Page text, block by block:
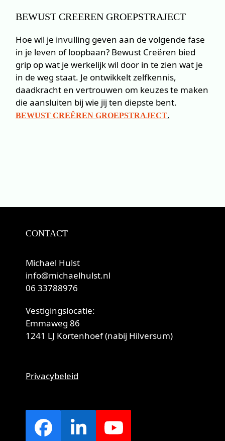
BEWUST CREEREN GROEPSTRAJECT
Hoe wil je invulling geven aan de volgende fase
in je leven of loopbaan? Bewust Creëren bied
grip op wat je werkelijk wil door in te zien wat je
in de weg staat. Je ontwikkelt zelfkennis,
daadkracht en vertrouwen om keuzes te maken
die aansluiten bij wie jij ten diepste bent.
BEWUST CREËREN GROEPSTRAJECT.
CONTACT
Michael Hulst
info@michaelhulst.nl
06 33788976
Vestigingslocatie:
Emmaweg 86
1241 LJ Kortenhoef (nabij Hilversum)
Privacybeleid
Facebook
LinkedInYouTube